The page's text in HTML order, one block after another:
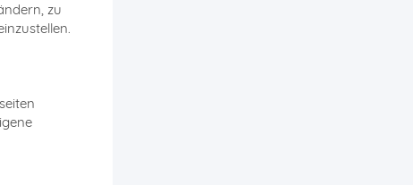
zu